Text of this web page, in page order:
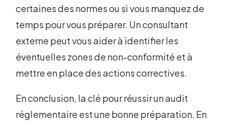
certaines des normes ou si vous manquez de
temps pour vous préparer. Un consultant
externe peut vous aider à identifier les
éventuelles zones de non-conformité et à
mettre en place des actions correctives.
En conclusion, la clé pour réussir un audit
réglementaire est une bonne préparation. En